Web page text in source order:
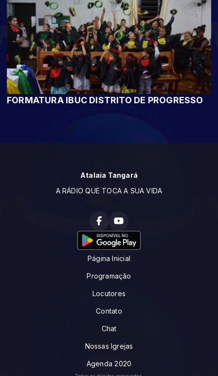
FORMATURA IBUC DISTRITO DE PROGRESSO
Atalaia Tangará
A RÁDIO QUE TOCA A SUA VIDA
Página Inicial
Programação
Locutores
Contato
Chat
Nossas Igrejas
Agenda 2020